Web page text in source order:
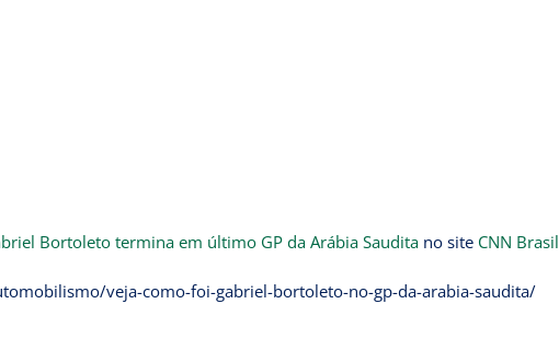
Bortoleto termina em último GP da Arábia Saudita no site CNN Brasil
veja-como-foi-gabriel-bortoleto-no-gp-da-arabia-saudita/